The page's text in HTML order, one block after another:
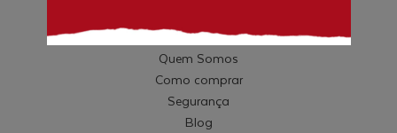
INSTITUCIONAL
Quem Somos
Como comprar
Segurança
Blog